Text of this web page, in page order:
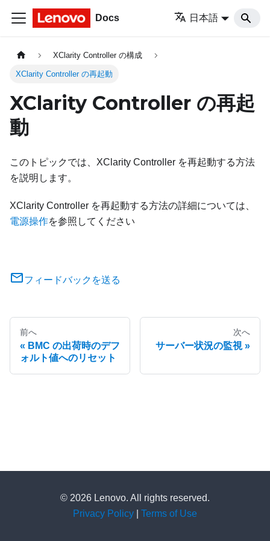
Docs 日本語
XClarity Controller の構成
XClarity Controller の再起動
XClarity Controller の再起
動
このトピックでは、XClarity Controller を再起動する方法
を説明します。
XClarity Controller を再起動する方法の詳細については、
電源操作を参照してください
フィードバックを送る
前へ
BMC の出荷時のデフ
ォルト値へのリセット
次へ
サーバー状況の監視
© 2026 Lenovo. All rights reserved.
Privacy Policy
Terms of Use